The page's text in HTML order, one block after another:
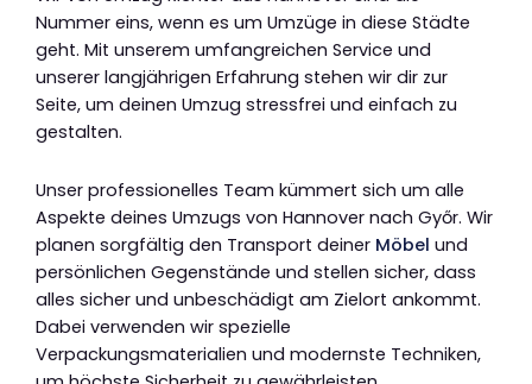
Nummer eins, wenn es um Umzüge in diese Städte
geht. Mit unserem umfangreichen Service und
unserer langjährigen Erfahrung stehen wir dir zur
Seite, um deinen Umzug stressfrei und einfach zu
gestalten.
Unser professionelles Team kümmert sich um alle
Aspekte deines Umzugs von Hannover nach Győr. Wir
planen sorgfältig den Transport deiner Möbel und
persönlichen Gegenstände und stellen sicher, dass
alles sicher und unbeschädigt am Zielort ankommt.
Dabei verwenden wir spezielle
Verpackungsmaterialien und modernste Techniken,